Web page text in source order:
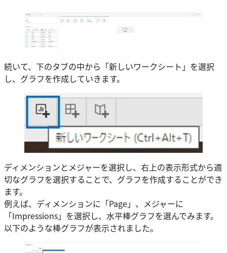
続いて、下のタブの中から「新しいワークシート」を選択
し、グラフを作成していきます。
ディメンションとメジャーを選択し、右上の表示形式から適
切なグラフを選択することで、グラフを作成することができ
ます。
例えば、ディメンションに「Page」、メジャーに
「Impressions」を選択し、水平棒グラフを選んでみます。
以下のような棒グラフが表示されました。